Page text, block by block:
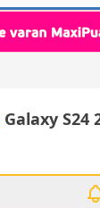
Galaxy S24